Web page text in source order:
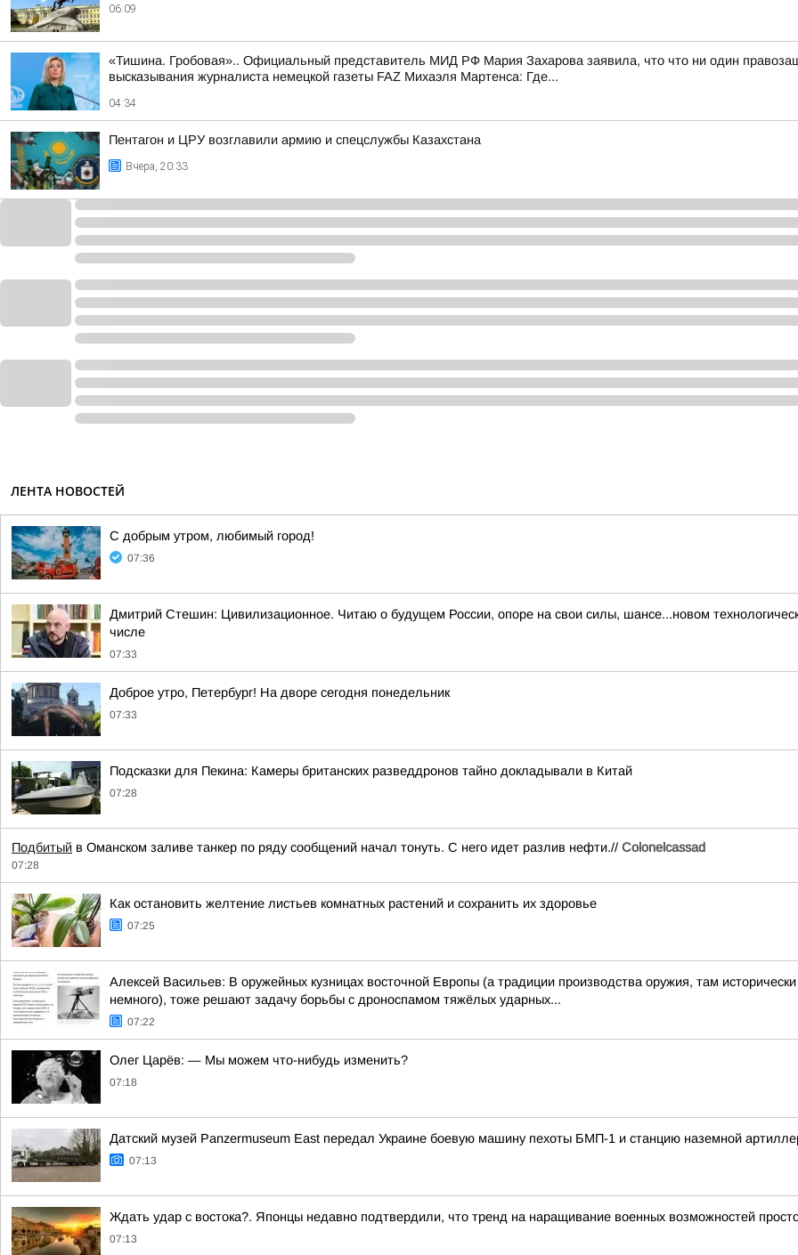
06:09
«Тишина. Гробовая».. Официальный представитель МИД РФ Мария Захарова заявила, что что ни один
высказывания журналиста немецкой газеты FAZ Михаэля Мартенса: Где...
04:34
Пентагон и ЦРУ возглавили армию и спецслужбы Казахстана
Вчера, 20:33
ЛЕНТА НОВОСТЕЙ
С добрым утром, любимый город!
07:36
Дмитрий Стешин: Цивилизационное. Читаю о будущем России, опоре на свои силы, шансе...новом
числе
07:33
Доброе утро, Петербург! На дворе сегодня понедельник
07:33
Подсказки для Пекина: Камеры британских разведдронов тайно докладывали в Китай
07:28
Подбитый в Оманском заливе танкер по ряду сообщений начал тонуть. С него идет разлив нефти.// Colonelcassad
07:28
Как остановить желтение листьев комнатных растений и сохранить их здоровье
07:25
Алексей Васильев: В оружейных кузницах восточной Европы (а традиции производства оружия, там
немного), тоже решают задачу борьбы с дроноспамом тяжёлых ударных...
07:22
Олег Царёв: — Мы можем что-нибудь изменить?
07:18
Датский музей Panzermuseum East передал Украине боевую машину пехоты БМП-1 и станцию наземной
07:13
Ждать удар с востока?. Японцы недавно подтвердили, что тренд на наращивание военных возможностей просто
07:13